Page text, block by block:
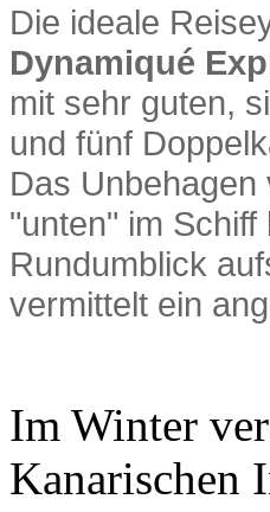
Die ideale
Dynamiqué
mit sehr guten,
und fünf
Das Unbehagen
"unten" im
Rundumblick
vermittelt ein
Im Winter
Kanarischen